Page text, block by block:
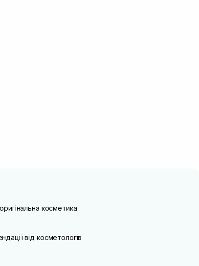
косметика
від косметологів